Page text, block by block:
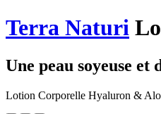
Terra Naturi
Une peau soyeuse et
Lotion Corporelle Hyaluron &